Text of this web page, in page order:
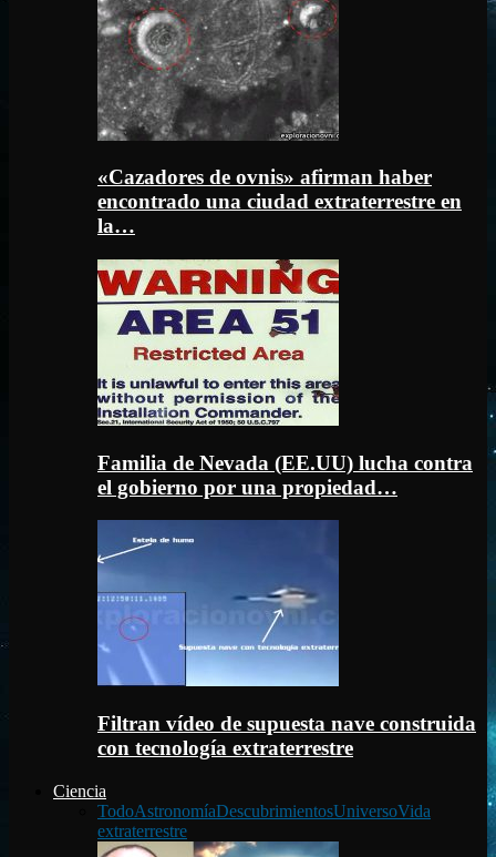
«Cazadores de ovnis» afirman haber
encontrado una ciudad extraterrestre en
la…
Familia de Nevada (EE.UU) lucha contra
el gobierno por una propiedad…
Filtran vídeo de supuesta nave construida
con tecnología extraterrestre
Ciencia
TodoAstronomíaDescubrimientosUniversoVida
extraterrestre